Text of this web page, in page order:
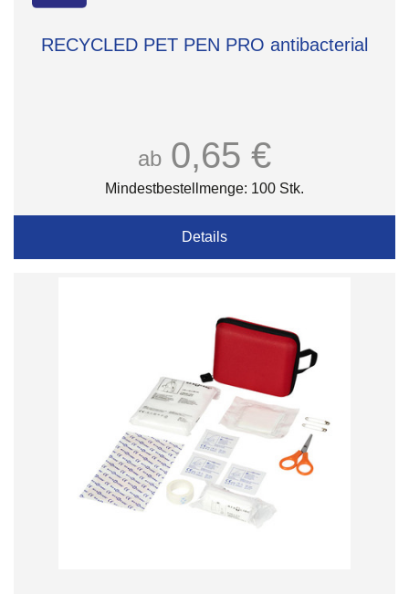
RECYCLED PET PEN PRO antibacterial
ab 0,65 €
Mindestbestellmenge: 100 Stk.
Details